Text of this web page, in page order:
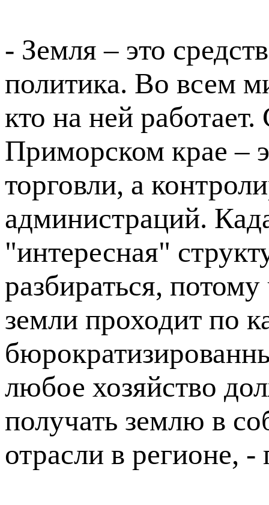
- Земля – это
политика. Во всем
кто на ней
Приморском крае –
торговли, а
администраций.
"интересная"
разбираться,
земли проходит по
любое хозяйство
получать землю в
отрасли в регионе,